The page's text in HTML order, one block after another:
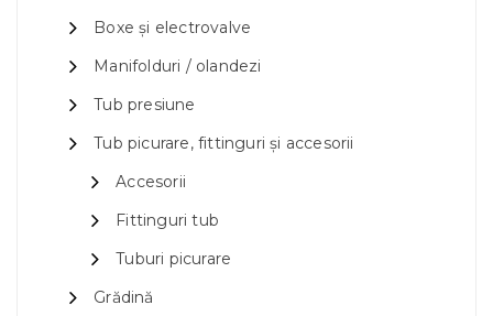
Boxe și electrovalve
Manifolduri / olandezi
Tub presiune
Tub picurare, fittinguri și accesorii
Accesorii
Fittinguri tub
Tuburi picurare
Grădină